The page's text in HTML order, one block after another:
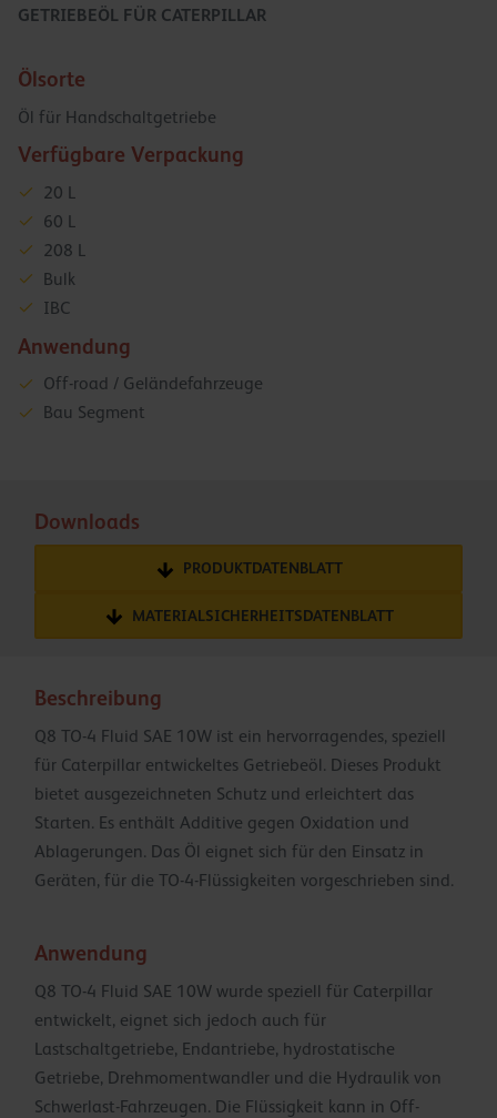
GETRIEBEÖL FÜR CATERPILLAR
Ölsorte
Öl für Handschaltgetriebe
Verfügbare Verpackung
20 L
60 L
208 L
Bulk
IBC
Anwendung
Off-road / Geländefahrzeuge
Bau Segment
Downloads
PRODUKTDATENBLATT
MATERIALSICHERHEITSDATENBLATT
Beschreibung
Q8 TO-4 Fluid SAE 10W ist ein hervorragendes, speziell
für Caterpillar entwickeltes Getriebeöl. Dieses Produkt
bietet ausgezeichneten Schutz und erleichtert das
Starten. Es enthält Additive gegen Oxidation und
Ablagerungen. Das Öl eignet sich für den Einsatz in
Geräten, für die TO-4-Flüssigkeiten vorgeschrieben sind.
Anwendung
Q8 TO-4 Fluid SAE 10W wurde speziell für Caterpillar
entwickelt, eignet sich jedoch auch für
Lastschaltgetriebe, Endantriebe, hydrostatische
Getriebe, Drehmomentwandler und die Hydraulik von
Schwerlast-Fahrzeugen. Die Flüssigkeit kann in Off-